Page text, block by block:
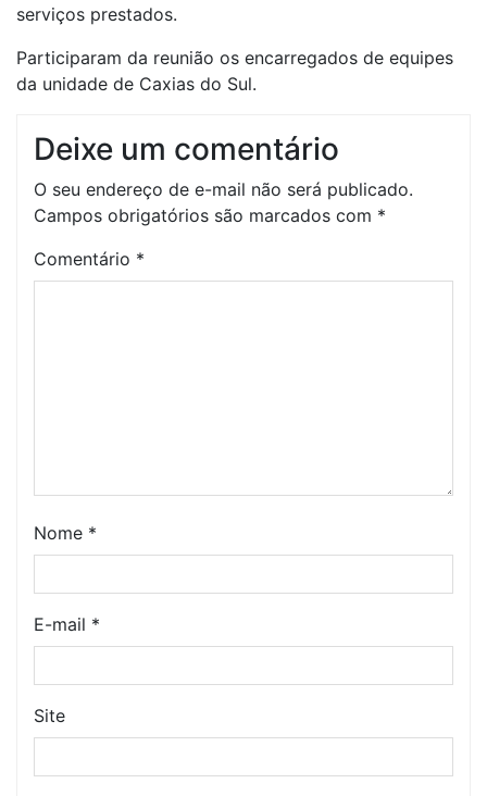
serviços prestados.
Participaram da reunião os encarregados de equipes
da unidade de Caxias do Sul.
Deixe um comentário
O seu endereço de e-mail não será publicado.
Campos obrigatórios são marcados com *
Comentário *
Nome *
E-mail *
Site